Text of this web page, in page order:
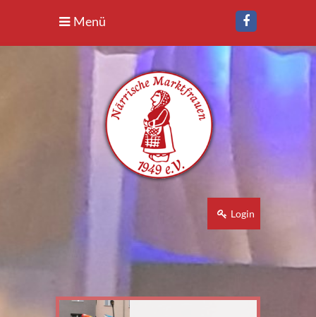
Menü
Login